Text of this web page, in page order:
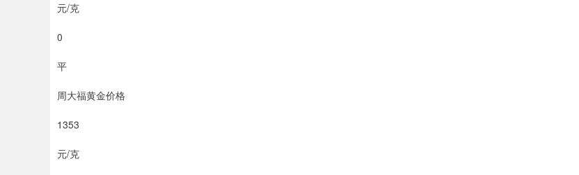
元/克
0
平
周大福黄金价格
1353
元/克